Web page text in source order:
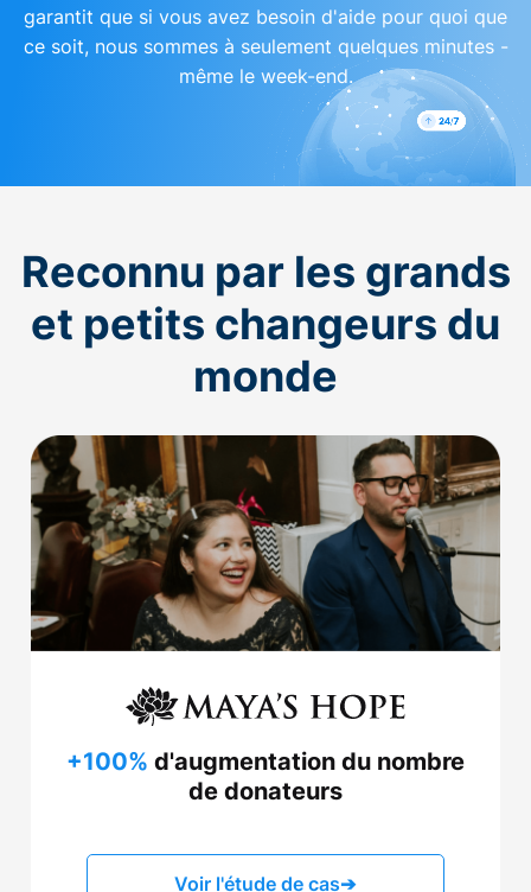
garantit que si vous avez besoin d'aide pour quoi que
ce soit, nous sommes à seulement quelques minutes -
même le week-end.
Reconnu par les grands
et petits changeurs du
monde
+100% d'augmentation du nombre
de donateurs
Voir l'étude de cas➔